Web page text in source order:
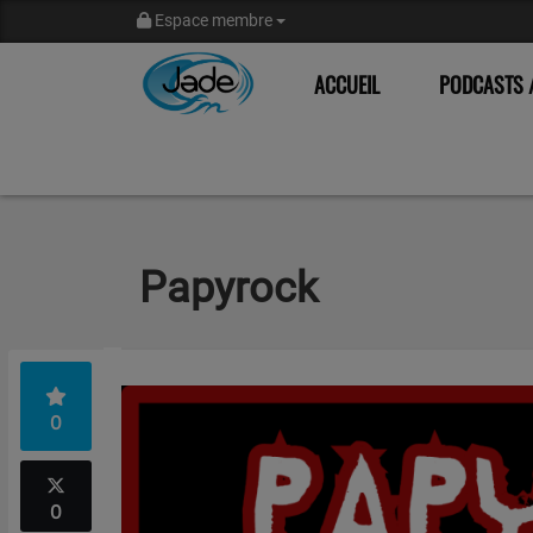
Espace membre
ACCUEIL PODCASTS
Papyrock
0
0